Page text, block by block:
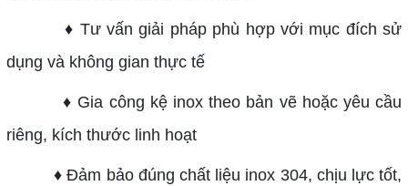
♦ Tư vấn giải pháp phù hợp với mục đích sử
dụng và không gian thực tế
♦ Gia công kệ inox theo bản vẽ hoặc yêu cầu
riêng, kích thước linh hoạt
♦ Đảm bảo đúng chất liệu inox 304, chịu lực tốt,